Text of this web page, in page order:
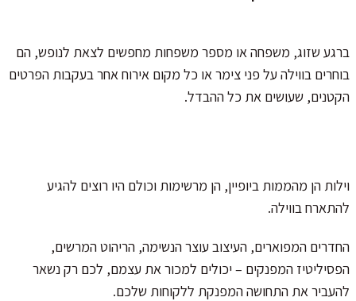
ברגע שזוג, משפחה או מספר משפחות מחפשים לצאת לנופש, הם
בוחרים בווילה על פני צימר או כל מקום אירוח אחר בעקבות הפרטים
הקטנים, שעושים את כל ההבדל.
וילות הן מהממות ביופיין, הן מרשימות וכולם היו רוצים להגיע
להתארח בווילה.
החדרים המפוארים, העיצוב עוצר הנשימה, הריהוט המרשים,
הפסיליטיז המפנקים – יכולים למכור את עצמם, לכם רק נשאר
להעביר את התחושה המפנקת ללקוחות שלכם.